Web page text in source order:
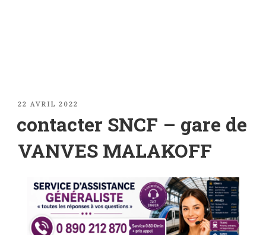
PUBLIÉ
22 AVRIL 2022
contacter SNCF – gare de
VANVES MALAKOFF